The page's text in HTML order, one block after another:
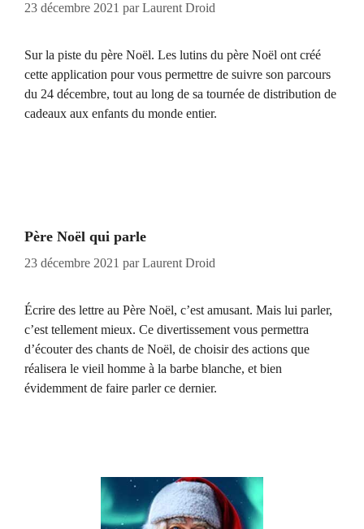
23 décembre 2021 parLaurent Droid
Sur la piste du père Noël. Les lutins du père Noël ont créé
cette application pour vous permettre de suivre son parcours
du 24 décembre, tout au long de sa tournée de distribution de
cadeaux aux enfants du monde entier.
Père Noël qui parle
23 décembre 2021 parLaurent Droid
Écrire des lettre au Père Noël, c’est amusant. Mais lui parler,
c’est tellement mieux. Ce divertissement vous permettra
d’écouter des chants de Noël, de choisir des actions que
réalisera le vieil homme à la barbe blanche, et bien
évidemment de faire parler ce dernier.